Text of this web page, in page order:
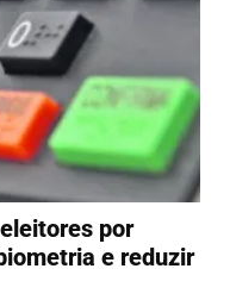
por
e reduzir